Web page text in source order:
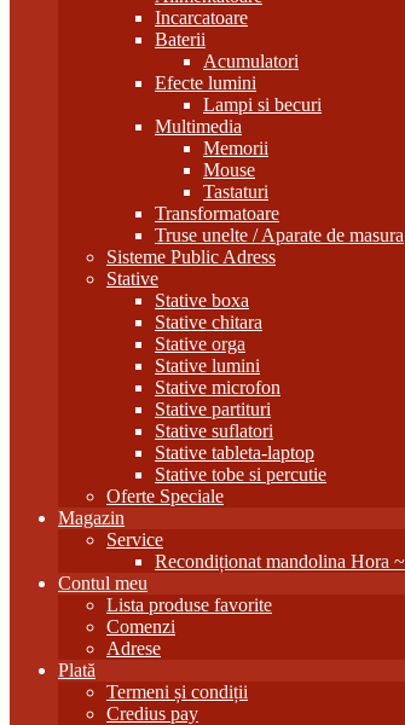
Incarcatoare
Baterii
Acumulatori
Efecte lumini
Lampi si becuri
Multimedia
Memorii
Mouse
Tastaturi
Transformatoare
Truse unelte / Aparate de masura
Sisteme Public Adress
Stative
Stative boxa
Stative chitara
Stative orga
Stative lumini
Stative microfon
Stative partituri
Stative suflatori
Stative tableta-laptop
Stative tobe si percutie
Oferte Speciale
Magazin
Service
Recondiționat mandolina Hora
Contul meu
Lista produse favorite
Comenzi
Adrese
Plată
Termeni și condiții
Credius pay